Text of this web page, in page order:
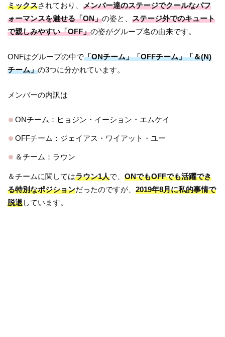
ミックスされており、メンバー達のステージでクールなパフ
ォーマンスを魅せる「ON」の姿と、ステージ外でのキュート
で親しみやすい「OFF」の姿がグループ名の由来です。
ONFはグループの中で「ONチーム」「OFFチーム」「＆(N)
チーム」の3つに分かれています。
メンバーの内訳は
ONチーム：ヒョジン・イーション・エムケイ
OFFチーム：ジェイアス・ワイアット・ユー
＆チーム：ラウン
＆チームに関してはラウン1人で、ONでもOFFでも活躍でき
る特別なポジションだったのですが、2019年8月に私的事情で
脱退しています。